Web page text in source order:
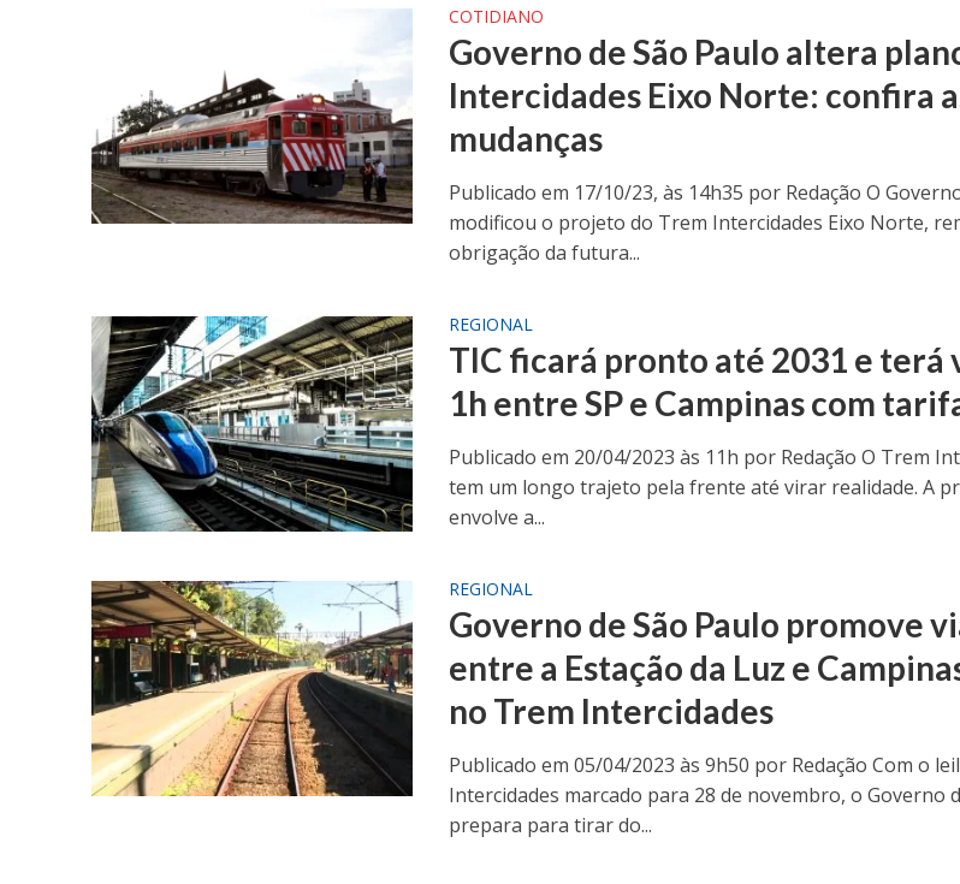
COTIDIANO
Governo de São Paulo altera
Intercidades Eixo Norte: confira
mudanças
Publicado em 17/10/23, às 14h35 por Redação O
modificou o projeto do Trem Intercidades Eixo Norte,
obrigação da futura...
REGIONAL
TIC ficará pronto até 2031 e terá
1h entre SP e Campinas com
Publicado em 20/04/2023 às 11h por Redação O Trem
tem um longo trajeto pela frente até virar realidade. A
envolve a...
REGIONAL
Governo de São Paulo promove
entre a Estação da Luz e
no Trem Intercidades
Publicado em 05/04/2023 às 9h50 por Redação Com o
Intercidades marcado para 28 de novembro, o Governo
prepara para tirar do...